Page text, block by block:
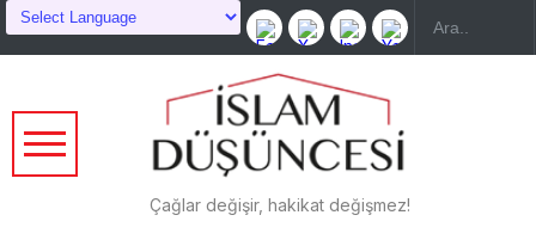
Çağlar değişir, hakikat değişmez!